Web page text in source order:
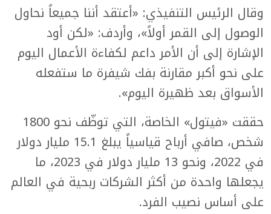
وقال الرئيس التنفيذي: «أعتقد أننا جميعاً نحاول
الوصول إلى القمر أولاً»، وأردف: «لكن أود
الإشارة إلى أن الأمر داعم لكفاءة الأعمال اليوم
على نحو أكبر مقارنة بفك شيفرة ما ستفعله
الأسواق بعد ظهيرة اليوم».
حققت «فيتول» الخاصة، التي توظّف نحو 1800
شخص، صافي أرباح قياسياً يبلغ 15.1 مليار دولار
في 2022، ونحو 13 مليار دولار في 2023، ما
يجعلها واحدة من أكثر الشركات ربحية في العالم
على أساس نصيب الفرد.